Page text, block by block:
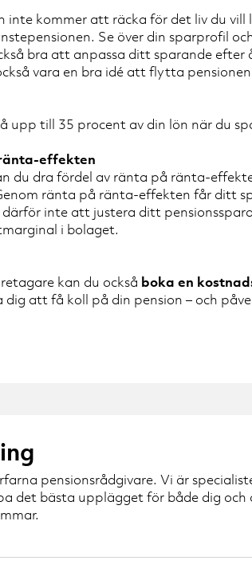
kommer att räcka för det liv du vill
Se över din sparprofil
bra att anpassa ditt sparande
vara en bra idé att flytta
upp till 35 procent av din lön när du
effekten
du dra fördel av ränta på ränta-
ränta på ränta-effekten får ditt
inte att justera ditt
i bolaget.
kan du också boka en
att få koll på din pension – och
pensionsrådgivare. Vi är
det bästa upplägget för både dig